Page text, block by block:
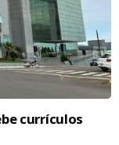
currículos